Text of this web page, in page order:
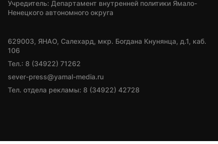
Учредитель: Департамент внутренней политики Ямало-
Ненецкого автономного округа
629003, ЯНАО, Салехард, мкр. Богдана Кнунянца, д.1, каб.
106
Тел.: 8 (34922) 71262
sever-press@yamal-media.ru
Тел. отдела рекламы: 8 (34922) 42728